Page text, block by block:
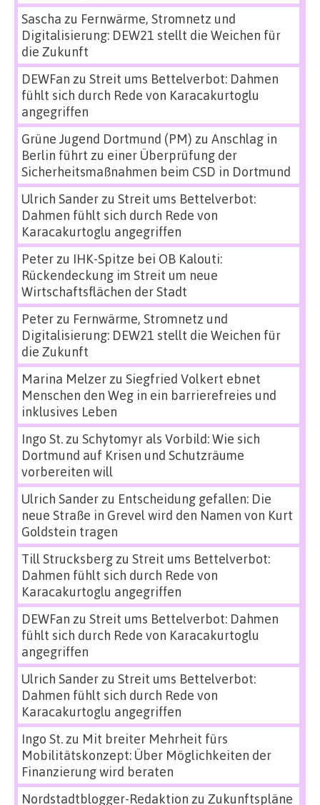
Sascha zu Fernwärme, Stromnetz und
Digitalisierung: DEW21 stellt die Weichen für
die Zukunft
DEWFan zu Streit ums Bettelverbot: Dahmen
fühlt sich durch Rede von Karacakurtoglu
angegriffen
Grüne Jugend Dortmund (PM) zu Anschlag in
Berlin führt zu einer Überprüfung der
Sicherheitsmaßnahmen beim CSD in Dortmund
Ulrich Sanderzu Streit ums Bettelverbot:
Dahmen fühlt sich durch Rede von
Karacakurtoglu angegriffen
Peterzu IHK-Spitze bei OB Kalouti:
Rückendeckung im Streit um neue
Wirtschaftsflächen der Stadt
Peterzu Fernwärme, Stromnetz und
Digitalisierung: DEW21 stellt die Weichen für
die Zukunft
Marina Melzerzu Siegfried Volkert ebnet
Menschen den Weg in ein barrierefreies und
inklusives Leben
Ingo St.zu Schytomyr als Vorbild: Wie sich
Dortmund auf Krisen und Schutzräume
vorbereiten will
Ulrich Sanderzu Entscheidung gefallen: Die
neue Straße in Grevel wird den Namen von Kurt
Goldstein tragen
Till Strucksbergzu Streit ums Bettelverbot:
Dahmen fühlt sich durch Rede von
Karacakurtoglu angegriffen
DEWFan zu Streit ums Bettelverbot: Dahmen
fühlt sich durch Rede von Karacakurtoglu
angegriffen
Ulrich Sanderzu Streit ums Bettelverbot:
Dahmen fühlt sich durch Rede von
Karacakurtoglu angegriffen
Ingo St.zu Mit breiter Mehrheit fürs
Mobilitätskonzept: Über Möglichkeiten der
Finanzierung wird beraten
Nordstadtblogger-Redaktion zu Zukunftspläne